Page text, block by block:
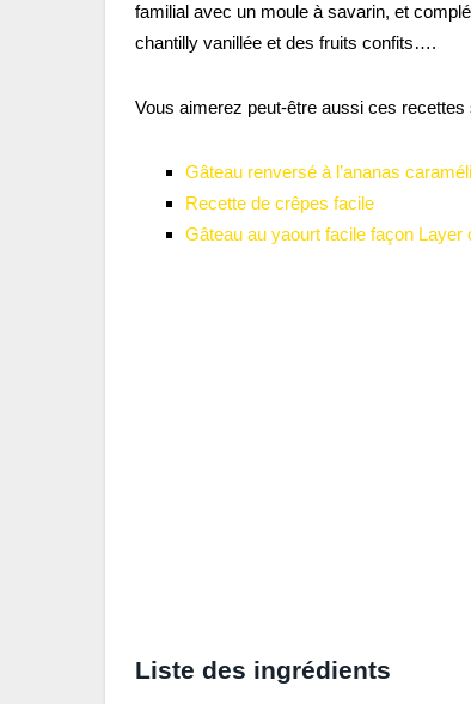
familial avec un moule à savarin, et
chantilly vanillée et des fruits confits….
Vous aimerez peut-être aussi ces recettes
Gâteau renversé à l’ananas
Recette de crêpes facile
Gâteau au yaourt facile façon Layer
Liste des ingrédients